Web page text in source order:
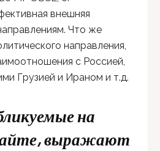
внешняя
Что же
направления,
с Россией,
Грузией и Ираном и т.д.
на
выражают